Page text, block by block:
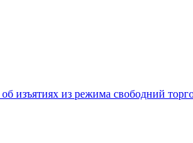
из режима свободний